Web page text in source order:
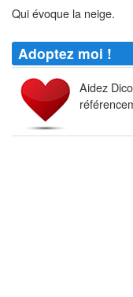
Qui évoque la neige.
Adoptez moi !
Aidez